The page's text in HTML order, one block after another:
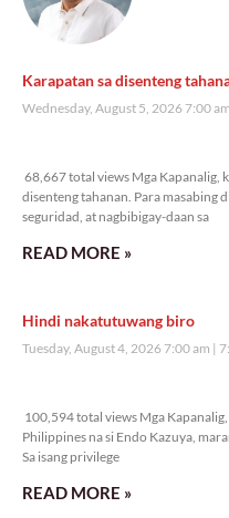
Karapatan sa disenteng
Wednesday, August 5, 2026 7:00 am
68,667 total views Mga Kapanalig,
disenteng tahanan. Para masabing
seguridad, at nagbibigay-daan sa
READ MORE »
Hindi nakatutuwang biro
Tuesday, August 4, 2026 7:00 am
100,594 total views Mga
Philippines na si Endo Kazuya,
Sa isang privilege
READ MORE »